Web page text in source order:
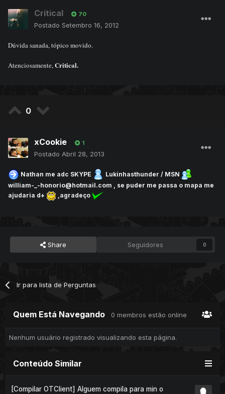
Critical 70
Postado Setembro 16, 2012
Dúvida sanada, tópico movido.
Atenciosamente,Critical.
0
xCookie 1
Postado Abril 28, 2013
Nathan me adc SKYPE
Lukinhasthunder / MSN
william-_-honorio@hotmail.com , se puder me passa o mapa me
ajudaria d+
,agradeço
Share Seguidores 0
Ir para lista de Perguntas
Quem Está Navegando 0 membros estão online
Nenhum usuário registrado visualizando esta página.
Conteúdo Similar
[Compilar OTClient] Alguem compila para min o